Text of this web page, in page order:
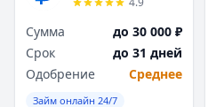
Сумма
до 30 000 ₽
Срок
до 31 дней
Одобрение
Среднее
Займ онлайн 24/7